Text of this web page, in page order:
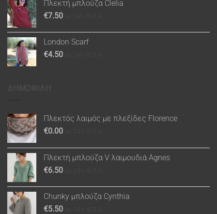
Πλεκτή μπλούζα Clelia
€7.50
London Scarf
€4.50
Πλεκτός λαιμός με πλεξίδες Florence
€0.00
Πλεκτή μπλούζα V λαιμουδιά Agnes
€6.50
Chunky μπλούζα Cynthia
€5.50